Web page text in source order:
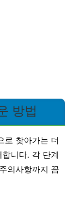
방법
로 찾아가는 더
니다. 각 단계
의사항까지 꼼